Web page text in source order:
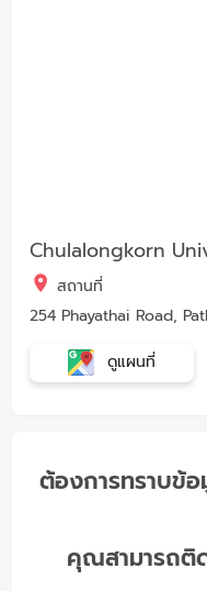
Chulalongkorn
สถานที่
254 Phayathai Road,
ดูแผนที่
ต้องการทราบข้
คุณสามารถติ